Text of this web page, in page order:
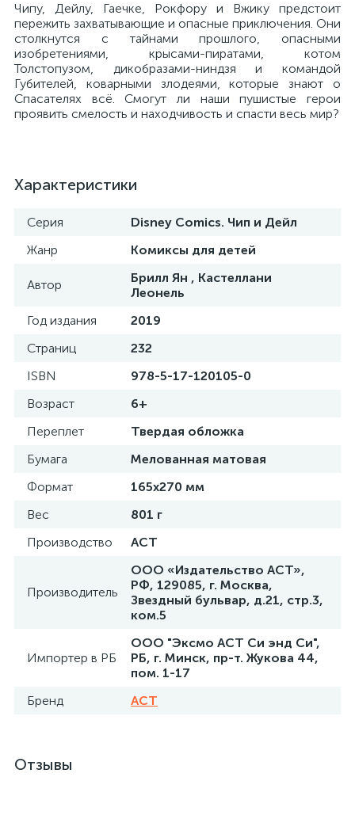
Чипу, Дейлу, Гаечке, Рокфору и Вжику предстоит
пережить захватывающие и опасные приключения. Они
столкнутся с тайнами прошлого, опасными
изобретениями, крысами-пиратами, котом
Толстопузом, дикобразами-ниндзя и командой
Губителей, коварными злодеями, которые знают о
Спасателях всё. Смогут ли наши пушистые герои
проявить смелость и находчивость и спасти весь мир?
Характеристики
Серия
Disney Comics. Чип и Дейл
Жанр
Комиксы для детей
Автор
Брилл Ян , Кастеллани
Леонель
Год издания
2019
Страниц
232
ISBN
978-5-17-120105-0
Возраст
6+
Переплет
Твердая обложка
Бумага
Мелованная матовая
Формат
165x270 мм
Вес
801 г
Производство
АСТ
Производитель
ООО «Издательство АСТ»,
РФ, 129085, г. Москва,
Звездный бульвар, д.21, стр.3,
ком.5
Импортер в РБ
ООО "Эксмо АСТ Си энд Си",
РБ, г. Минск, пр-т. Жукова 44,
пом. 1-17
Бренд
АСТ
Отзывы